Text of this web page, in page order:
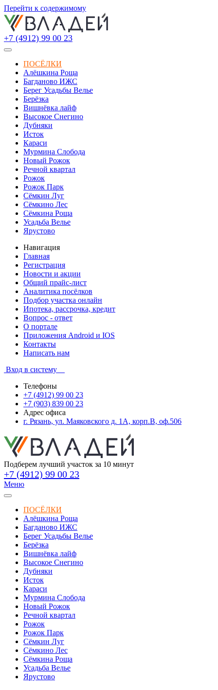
Перейти к содержимому
+7 (4912) 99 00 23
ПОСЁЛКИ
Алёшкина Роща
Багданово ИЖС
Берег Усадьбы Велье
Берёзка
Вишнёвка лайф
Высокое Снегино
Дубняки
Исток
Караси
Мурмина Слобода
Новый Рожок
Речной квартал
Рожок
Рожок Парк
Сёмкин Луг
Сёмкино Лес
Сёмкина Роща
Усадьба Велье
Ярустово
Навигация
Главная
Регистрация
Новости и акции
Общий прайс-лист
Аналитика посёлков
Подбор участка онлайн
Ипотека, рассрочка, кредит
Вопрос - ответ
О портале
Приложения Android и IOS
Контакты
Написать нам
Вход в систему
Телефоны
+7 (4912) 99 00 23
+7 (903) 839 00 23
Адрес офиса
г. Рязань, ул. Маяковского д. 1А, корп.В, оф.506
Подберем лучший участок за 10 минут
+7 (4912) 99 00 23
Меню
ПОСЁЛКИ
Алёшкина Роща
Багданово ИЖС
Берег Усадьбы Велье
Берёзка
Вишнёвка лайф
Высокое Снегино
Дубняки
Исток
Караси
Мурмина Слобода
Новый Рожок
Речной квартал
Рожок
Рожок Парк
Сёмкин Луг
Сёмкино Лес
Сёмкина Роща
Усадьба Велье
Ярустово